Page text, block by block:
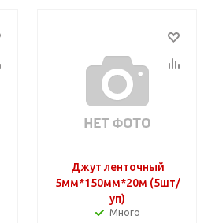
Джут ленточный
5мм*150мм*20м (5шт/
уп)
Много